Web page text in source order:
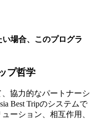
場合、このプログラ
プ哲学
協力的なパートナーシ
Best Tripのシステムで
ーション、相互作用、